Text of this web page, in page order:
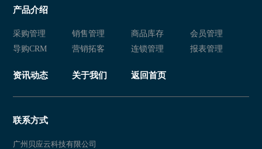
新零售 衣盈易
新零售 新零售易
新零售 新零售易
产品介绍
采购管理 销售管理 商品库存
会员管理
导购CRM
营销拓客 连锁管理 报表管理
资讯动态 关于我们 返回首页
联系方式
广州贝应云科技有限公司